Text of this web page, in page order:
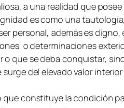
a una realidad que
es como una
personal, además es digno,
o determinaciones
o que se deba conquistar,
del elevado valor
que constituye la condición